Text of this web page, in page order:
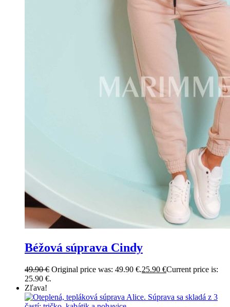
Béžová súprava Cindy
49.90€ Original price was: 49.90 €.25.90 €Current price is:
25.90 €.
Zľava!